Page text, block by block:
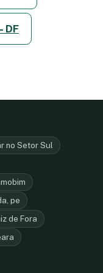
DF
no Setor Sul
pe
de Fora